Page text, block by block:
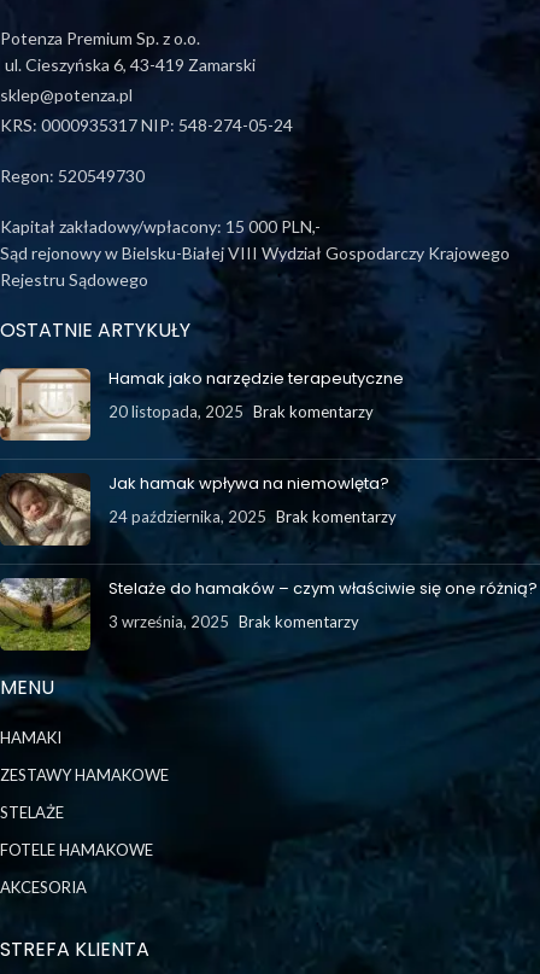
Potenza Premium Sp. z o.o.
ul. Cieszyńska 6, 43-419 Zamarski
sklep@potenza.pl
KRS: 0000935317 NIP: 548-274-05-24
Regon: 520549730
Kapitał zakładowy/wpłacony: 15 000 PLN,-
Sąd rejonowy w Bielsku-Białej VIII Wydział Gospodarczy Krajowego
Rejestru Sądowego
OSTATNIE ARTYKUŁY
Hamak jako narzędzie terapeutyczne
20 listopada, 2025 Brak komentarzy
Jak hamak wpływa na niemowlęta?
24 października, 2025 Brak komentarzy
Stelaże do hamaków – czym właściwie się one różnią?
3 września, 2025 Brak komentarzy
MENU
HAMAKI
ZESTAWY HAMAKOWE
STELAŻE
FOTELE HAMAKOWE
AKCESORIA
STREFA KLIENTA